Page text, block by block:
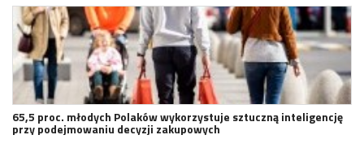
65,5 proc. młodych Polaków wykorzystuje sztuczną inteligencję
przy podejmowaniu decyzji zakupowych